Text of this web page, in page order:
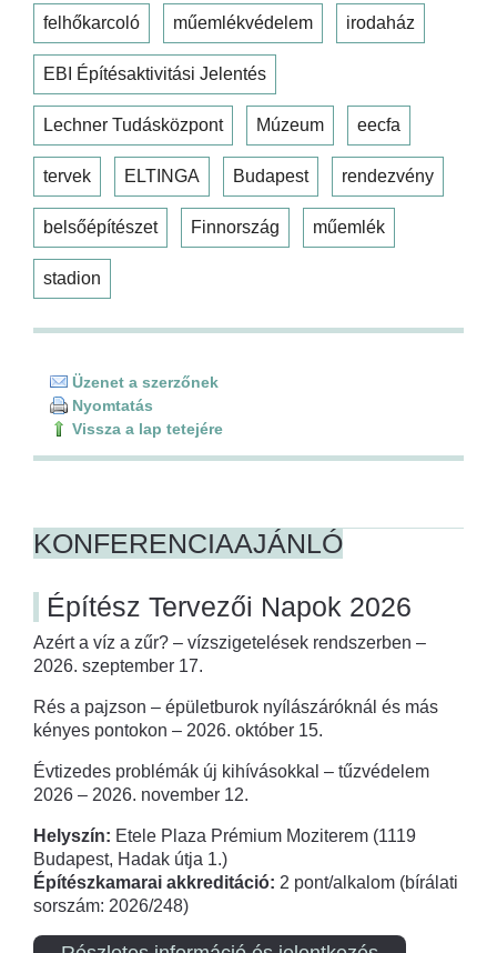
felhőkarcoló műemlékvédelem irodaház
EBI Építésaktivitási Jelentés
Lechner Tudásközpont Múzeum eecfa
tervek ELTINGA Budapest rendezvény
belsőépítészet Finnország műemlék
stadion
Üzenet a szerzőnek
Nyomtatás
Vissza a lap tetejére
KONFERENCIAAJÁNLÓ
Építész Tervezői Napok 2026
Azért a víz a zűr? – vízszigetelések rendszerben –
2026. szeptember 17.
Rés a pajzson – épületburok nyílászáróknál és más
kényes pontokon – 2026. október 15.
Évtizedes problémák új kihívásokkal – tűzvédelem
2026 – 2026. november 12.
Helyszín: Etele Plaza Prémium Moziterem (1119
Budapest, Hadak útja 1.)
Építészkamarai akkreditáció: 2 pont/alkalom (bírálati
sorszám: 2026/248)